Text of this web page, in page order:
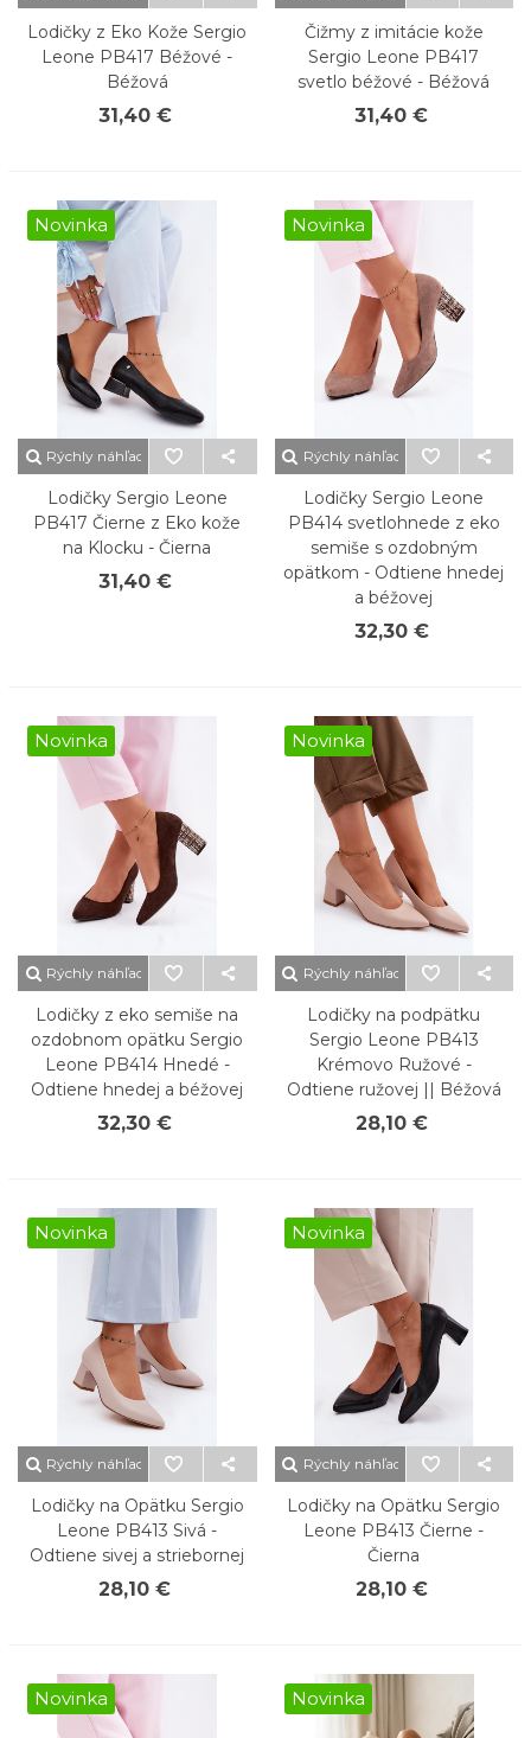
Lodičky z Eko Kože Sergio
Leone PB417 Béžové -
Béžová
31,40 €
Čižmy z imitácie kože
Sergio Leone PB417
svetlo béžové - Béžová
31,40 €
Novinka
Rýchly náhľad
Lodičky Sergio Leone
PB417 Čierne z Eko kože
na Klocku - Čierna
31,40 €
Novinka
Rýchly náhľad
Lodičky Sergio Leone
PB414 svetlohnede z eko
semiše s ozdobným
opätkom - Odtiene hnedej
a béžovej
32,30 €
Novinka
Rýchly náhľad
Lodičky z eko semiše na
ozdobnom opätku Sergio
Leone PB414 Hnedé -
Odtiene hnedej a béžovej
32,30 €
Novinka
Rýchly náhľad
Lodičky na podpätku
Sergio Leone PB413
Krémovo Ružové -
Odtiene ružovej || Béžová
28,10 €
Novinka
Rýchly náhľad
Lodičky na Opätku Sergio
Leone PB413 Sivá -
Odtiene sivej a striebornej
28,10 €
Novinka
Rýchly náhľad
Lodičky na Opätku Sergio
Leone PB413 Čierne -
Čierna
28,10 €
Novinka Novinka